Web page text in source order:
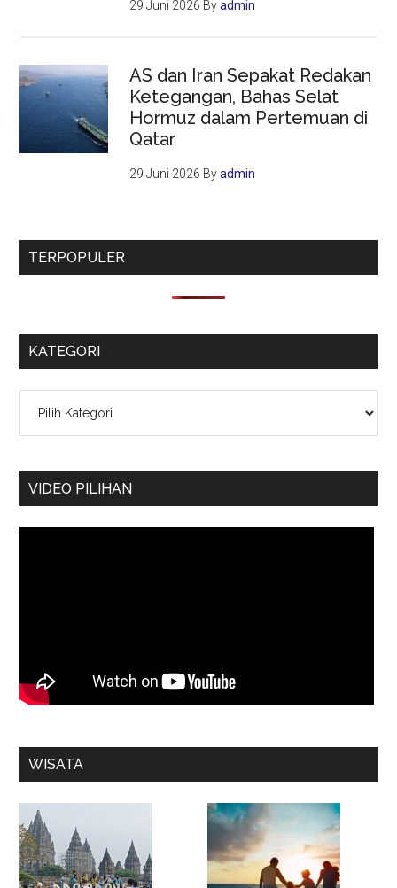
29 Juni 2026 Byadmin
AS dan Iran Sepakat Redakan
Ketegangan, Bahas Selat
Hormuz dalam Pertemuan di
Qatar
29 Juni 2026 Byadmin
TERPOPULER
KATEGORI
VIDEO PILIHAN
WISATA